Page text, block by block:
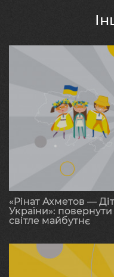
«Рінат Ахметов —
України»:
світле майбутнє